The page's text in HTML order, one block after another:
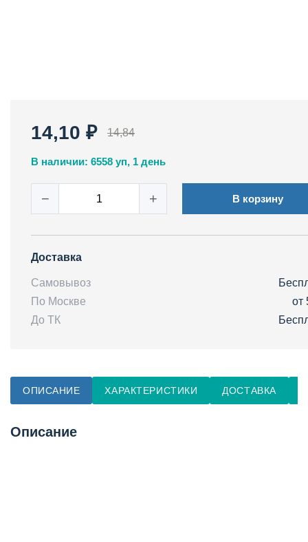
14,10 ₽ 14,84
В наличии: 6558 уп, 1 день
− + В корзину
Доставка
Самовывоз
По Москве
от
До ТК
ОПИСАНИЕ ХАРАКТЕРИСТИКИ ДОСТАВКА
Описание